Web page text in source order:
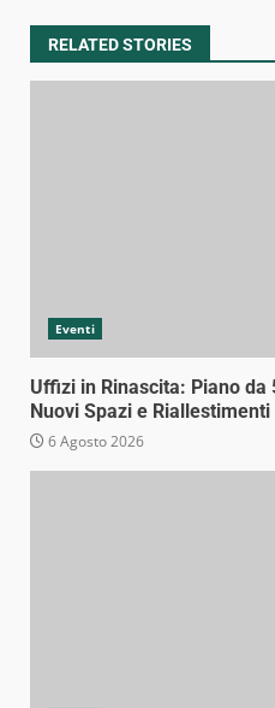
RELATED STORIES
Eventi
Uffizi in Rinascita: Piano da
Nuovi Spazi e
6 Agosto 2026